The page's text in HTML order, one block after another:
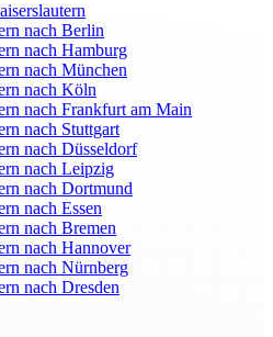
nach Berlin
nach Hamburg
nach München
nach Köln
nach Frankfurt am Main
nach Stuttgart
nach Düsseldorf
nach Leipzig
nach Dortmund
nach Essen
nach Bremen
nach Hannover
nach Nürnberg
nach Dresden